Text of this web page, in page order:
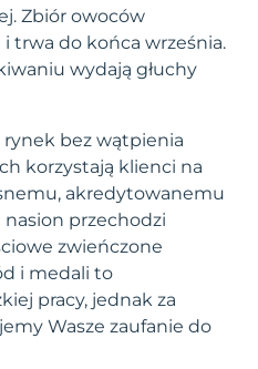
Zbiór owoców
trwa do końca września.
wydają głuchy
bez wątpienia
korzystają klienci na
akredytowanemu
przechodzi
zwieńczone
i medali to
pracy, jednak za
Wasze zaufanie do